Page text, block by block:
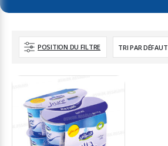
POSITION DU FILTRE